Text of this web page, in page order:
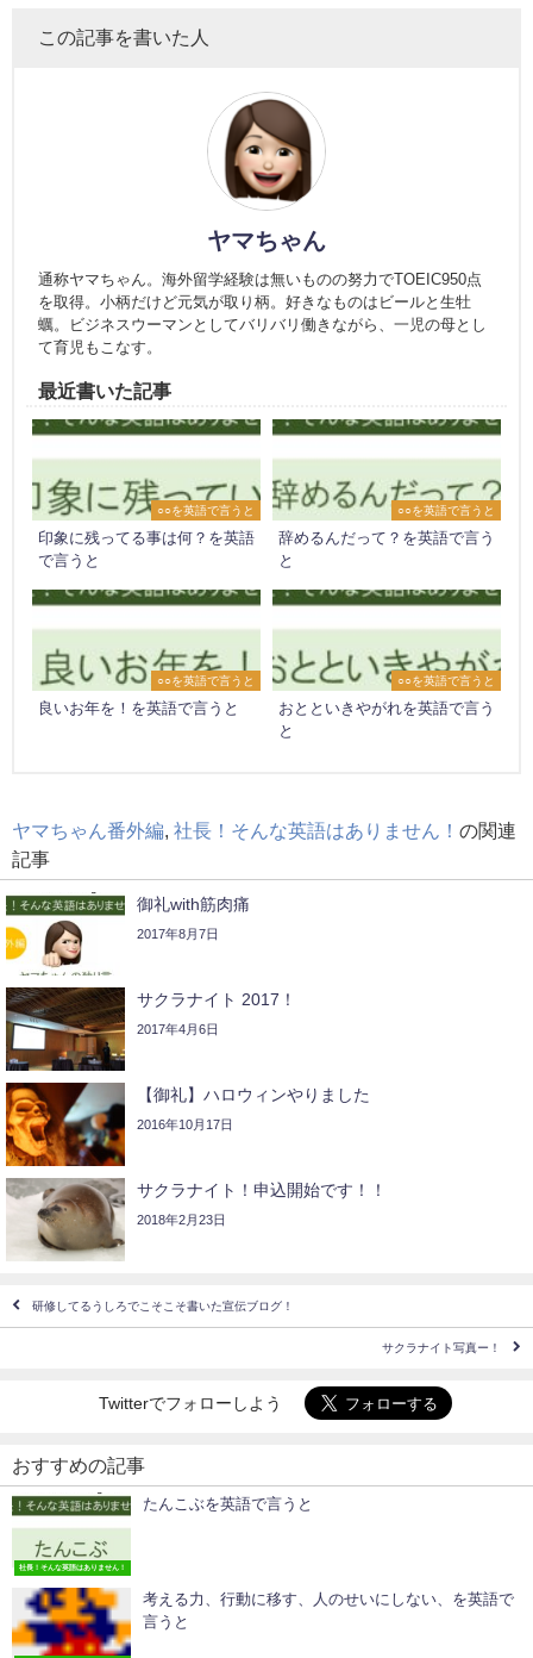
この記事を書いた人
ヤマちゃん
通称ヤマちゃん。海外留学経験は無いものの努力でTOEIC950点
を取得。小柄だけど元気が取り柄。好きなものはビールと生牡
蠣。ビジネスウーマンとしてバリバリ働きながら、一児の母とし
て育児もこなす。
最近書いた記事
○○を英語で言うと
印象に残ってる事は何？を英語
で言うと
○○を英語で言うと
辞めるんだって？を英語で言う
と
○○を英語で言うと
良いお年を！を英語で言うと
○○を英語で言うと
おとといきやがれを英語で言う
と
ヤマちゃん番外編, 社長！そんな英語はありません！ の関連
記事
御礼with筋肉痛
2017年8月7日
サクラナイト 2017！
2017年4月6日
【御礼】ハロウィンやりました
2016年10月17日
サクラナイト！申込開始です！！
2018年2月23日
研修してるうしろでこそこそ書いた宣伝ブログ！
サクラナイト写真ー！
Twitterでフォローしよう
おすすめの記事
社長！そんな英語はありません！
たんこぶを英語で言うと
考える力、行動に移す、人のせいにしない、を英語で
言うと